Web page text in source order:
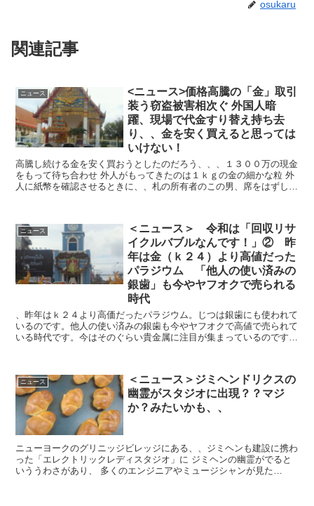
osukaru
関連記事
ニュース
<ニュース>価格高騰の「金」取引
装う窃盗被害相次ぐ 外国人暗
躍、現場で代金すり替え持ち去
り、、金を安く買えると思っては
いけない！
高騰し続ける金を安く買おうとしたのだろう、、、１３００万の現金
をもって待ち合わせ 外人がもってきたのは１ｋｇの金の細かな粒 外
人に紙幣を確認させるときに、、札の所有者のこの男、席をはずした
ニュース
＜ニュース＞ 令和は「回収リサ
イクルバブルなんです！」② 昨
年は金（ｋ２４）より高値だった
パラジウム 「他人の使い済みの
銀歯」も今やヤフオクで売られる
時代
、昨年はｋ２４より高価だったパラジウム。じつは銀歯にも使われて
いるのです。他人の使い済みの銀歯も今やヤフオクで高値で売られて
いる時代です。今はそのぐらい貴金属に注目が集まっているのです
ニュース
＜ニュース＞ジミヘンドリクスの
幽霊がスタジオに出現？？マジ
か？みたいかも、、
ニューヨークのグリニッジビレッジにある、、ジミヘンも建設に携わ
った「エレクトリックレディスタジオ」に ジミヘンの幽霊がでると
いううわさがあり、 多くのエンジニアやミュージシャンが見た